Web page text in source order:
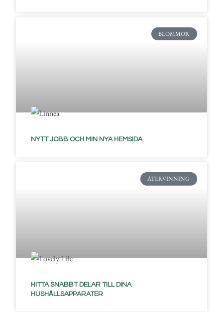
BLOMMOR
NYTT JOBB OCH MIN NYA HEMSIDA
ÅTERVINNING
HITTA SNABBT DELAR TILL DINA
HUSHÅLLSAPPARATER